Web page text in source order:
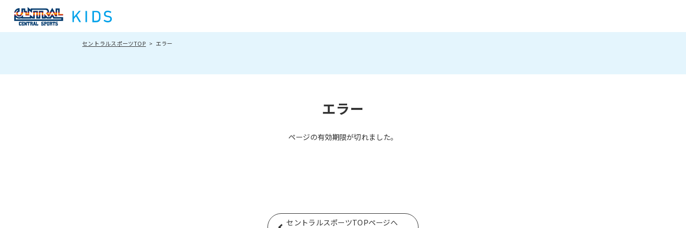
セントラルスポーツTOP エラー
エラー
ページの有効期限が切れました。
セントラルスポーツTOPページへ